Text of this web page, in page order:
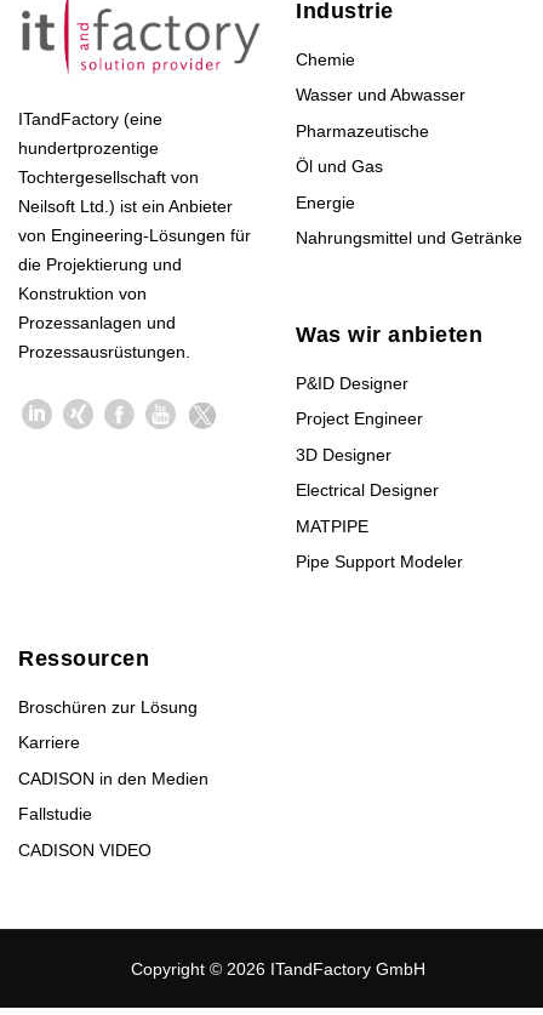
ITandFactory (eine
hundertprozentige
Tochtergesellschaft von
Neilsoft Ltd.) ist ein Anbieter
von Engineering-Lösungen für
die Projektierung und
Konstruktion von
Prozessanlagen und
Prozessausrüstungen.
Industrie
Chemie
Wasser und Abwasser
Pharmazeutische
Öl und Gas
Energie
Nahrungsmittel und Getränke
Was wir anbieten
P&ID Designer
Project Engineer
3D Designer
Electrical Designer
MATPIPE
Pipe Support Modeler
Ressourcen
Broschüren zur Lösung
Karriere
CADISON in den Medien
Fallstudie
CADISON VIDEO
Copyright © 2026 ITandFactory GmbH